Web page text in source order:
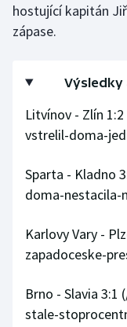
hostující kapitán
zápase.
Výsledky
Litvínov - Zlín 1:2
vstrelil-doma-
Sparta - Kladno
doma-nestacila-
Karlovy Vary -
zapadoceske-
Brno - Slavia 3:1
stale-